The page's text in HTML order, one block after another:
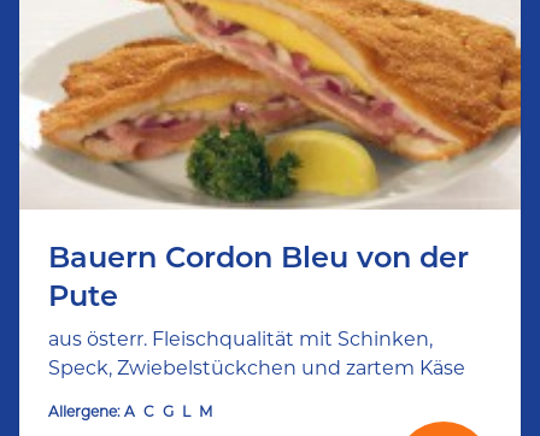
Bauern Cordon Bleu von der
Pute
aus österr. Fleischqualität mit Schinken,
Speck, Zwiebelstückchen und zartem Käse
Allergene: A C G L M